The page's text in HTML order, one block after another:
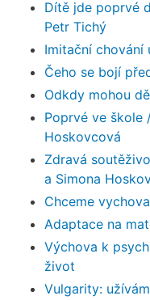
Dítě jde poprvé
Petr Tichý
Imitační chování
Čeho se bojí
Odkdy mohou
Poprvé ve škole
Hoskovcová
Zdravá
a Simona
Chceme
Adaptace na
Výchova k
život
Vulgarity: